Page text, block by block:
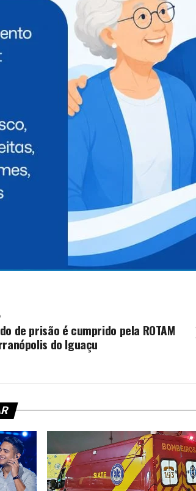
de prisão é cumprido pela ROTAM
do Iguaçu